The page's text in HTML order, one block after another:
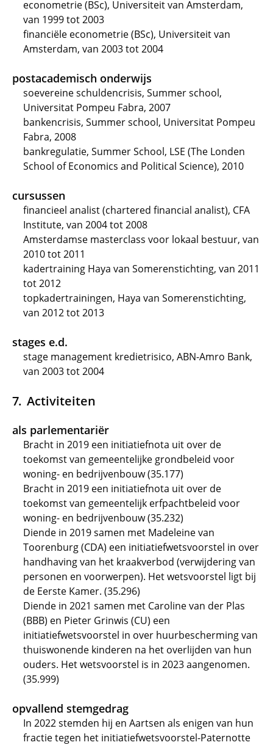
econometrie (BSc), Universiteit van Amsterdam,
van 1999 tot 2003
financiële econometrie (BSc), Universiteit van
Amsterdam, van 2003 tot 2004
postacademisch onderwijs
soevereine schuldencrisis, Summer school,
Universitat Pompeu Fabra, 2007
bankencrisis, Summer school, Universitat Pompeu
Fabra, 2008
bankregulatie, Summer School, LSE (The Londen
School of Economics and Political Science), 2010
cursussen
financieel analist (chartered financial analist), CFA
Institute, van 2004 tot 2008
Amsterdamse masterclass voor lokaal bestuur, van
2010 tot 2011
kadertraining Haya van Somerenstichting, van 2011
tot 2012
topkadertrainingen, Haya van Somerenstichting,
van 2012 tot 2013
stages e.d.
stage management kredietrisico, ABN-Amro Bank,
van 2003 tot 2004
Activiteiten
als parlementariër
Bracht in 2019 een initiatiefnota uit over de
toekomst van gemeentelijke grondbeleid voor
woning- en bedrijvenbouw (35.177)
Bracht in 2019 een initiatiefnota uit over de
toekomst van gemeentelijk erfpachtbeleid voor
woning- en bedrijvenbouw (35.232)
Diende in 2019 samen met Madeleine van
Toorenburg (CDA) een initiatiefwetsvoorstel in over
handhaving van het kraakverbod (verwijdering van
personen en voorwerpen). Het wetsvoorstel ligt bij
de Eerste Kamer. (35.296)
Diende in 2021 samen met Caroline van der Plas
(BBB) en Pieter Grinwis (CU) een
initiatiefwetsvoorstel in over huurbescherming van
thuiswonende kinderen na het overlijden van hun
ouders. Het wetsvoorstel is in 2023 aangenomen.
(35.999)
opvallend stemgedrag
In 2022 stemden hij en Aartsen als enigen van hun
fractie tegen het initiatiefwetsvoorstel-Paternotte